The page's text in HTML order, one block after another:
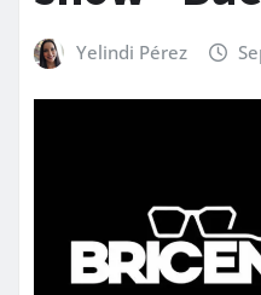
Yelindi Pérez